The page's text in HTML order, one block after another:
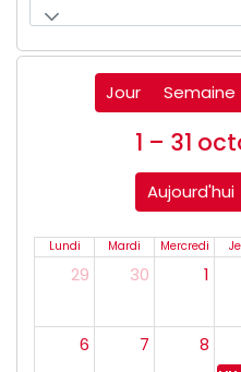
Jour Semaine
1 – 31
Aujourd'hui
Lundi Mardi Mercredi
29 30 1
6 7 8